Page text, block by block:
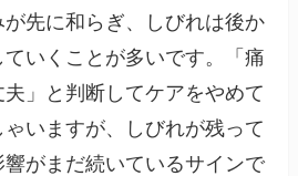
先に和らぎ、しびれは後か
いくことが多いです。「痛
」と判断してケアをやめて
いますが、しびれが残って
がまだ続いているサインで